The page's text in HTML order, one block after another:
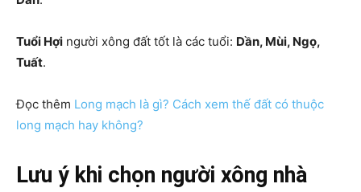
Tuổi Hợi người xông đất tốt là các tuổi: Dần, Mùi, Ngọ,
Tuất.
Đọc thêm Long mạch là gì? Cách xem thế đất có thuộc
long mạch hay không?
Lưu ý khi chọn người xông nhà